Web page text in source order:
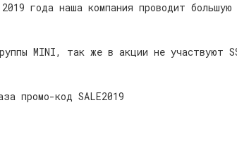
года наша компания проводит большую
MINI, так же в акции не участвуют
промо-код SALE2019